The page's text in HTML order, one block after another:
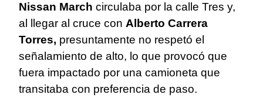
Nissan March circulaba por la calle Tres y,
al llegar al cruce con Alberto Carrera
Torres, presuntamente no respetó el
señalamiento de alto, lo que provocó que
fuera impactado por una camioneta que
transitaba con preferencia de paso.